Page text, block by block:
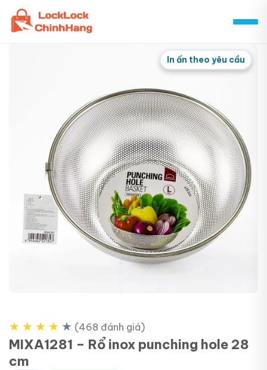
Skip
content
In ấn theo yêu cầu
★ ★ ★ ★ ★ (468 đánh giá)
MIXA1281 – Rổ inox punching hole 28
cm